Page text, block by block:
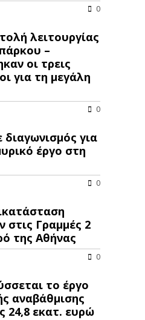
0
λειτουργίας
–
οι τρεις
για τη μεγάλη
0
για
έργο στη
0
στις Γραμμές 2
της Αθήνας
0
το έργο
αναβάθμισης
24,8 εκατ. ευρώ